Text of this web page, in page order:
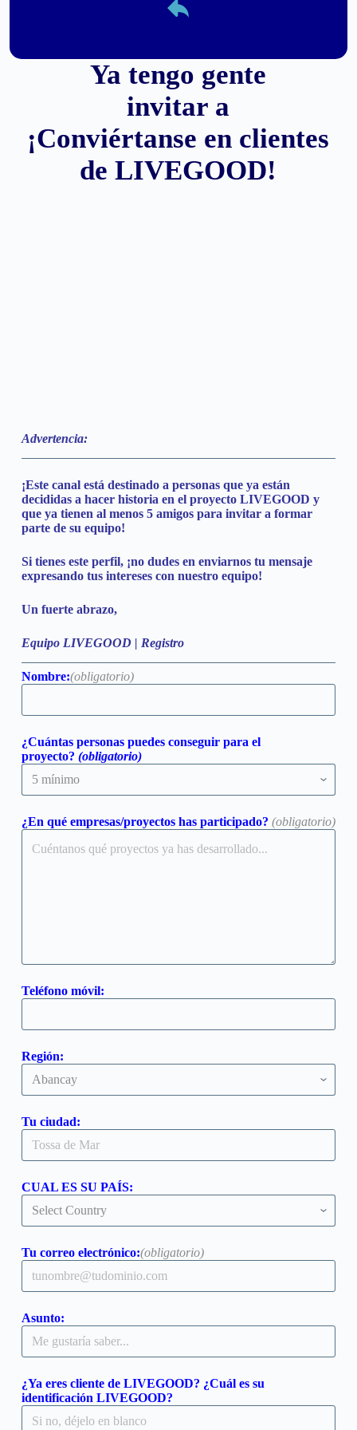
Ya tengo gente
invitar a
¡Conviértanse en clientes
de LIVEGOOD!
Advertencia:
¡Este canal está destinado a personas que ya están
decididas a hacer historia en el proyecto LIVEGOOD y
que ya tienen al menos 5 amigos para invitar a formar
parte de su equipo!
Si tienes este perfil, ¡no dudes en enviarnos tu mensaje
expresando tus intereses con nuestro equipo!
Un fuerte abrazo,
Equipo LIVEGOOD | Registro
Nombre:(obligatorio)
¿Cuántas personas puedes conseguir para el
proyecto? (obligatorio)
¿En qué empresas/proyectos has participado? (obligatorio)
Teléfono móvil:
Región:
Tu ciudad:
CUAL ES SU PAÍS:
Tu correo electrónico:(obligatorio)
Asunto:
¿Ya eres cliente de LIVEGOOD? ¿Cuál es su
identificación LIVEGOOD?